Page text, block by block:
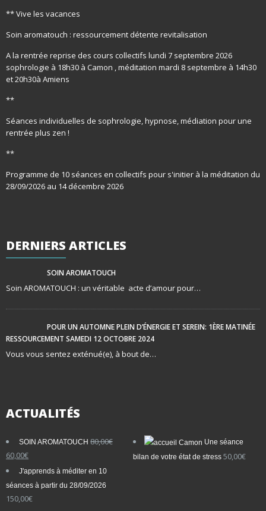
** Vive les vacances
Soin aromatouch : ressourcement détente revitalisation
A la rentrée reprise des cours collectifs lundi 7 septembre 2026
sophrologie à 18h30 à Camon , méditation mardi 8 septembre à 14h30
et 20h30à Amiens
**
Séances individuelles de sophrologie, hypnose, médiation pour une
rentrée plus zen !
**
Programme de 10 séances en collectifs pour s'initier à la méditation du
28/09/2026 au 14 décembre 2026
DERNIERS ARTICLES
SOIN AROMATOUCH
Soin AROMATOUCH : un véritable acte d’amour pour…
POUR UN AUTOMNE PLEIN D’ÉNERGIE ET SEREIN: 1ÈRE MATINÉE
RESSOURCEMENT SAMEDI 12 OCTOBRE 2024
Vous vous sentez exténué(e), à bout de…
ACTUALITÉS
SOIN AROMATOUCH 80,00€
Le
était :
80,00€.
60,00€Le
est :
60,00€.
Une séance
bilan de votre état de stress 50,00€
J'apprends à méditer en 10
séances à partir du 28/09/2026
150,00€